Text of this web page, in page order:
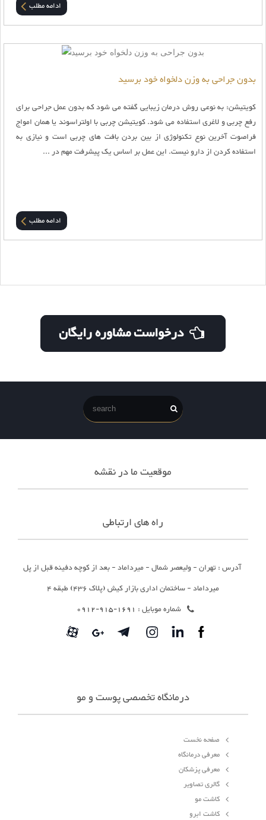
ادامه مطلب
بدون جراحی به وزن دلخواه خود برسید
کویتیشن: به نوعی روش درمان زیبایی گفته می شود که بدون عمل جراحی برای
رفع چربی و لاغری استفاده می شود. کویتیشن چربی با اولتراسوند یا همان امواج
فراصوت آخرین نوع تکنولوژی از بین بردن بافت های چربی است و نیازی به
استفاده کردن از دارو نیست. این عمل بر اساس یک پیشرفت مهم در ...
ادامه مطلب
درخواست مشاوره رایگان
موقعیت ما در نقشه
راه های ارتباطی
آدرس : تهران - ولیعصر شمال - میرداماد - بعد از کوچه دفینه قبل از پل
میرداماد - ساختمان اداری بازار کیش (پلاک 436) طبقه 4
شماره موبایل : 1691-915-0912
درمانگاه تخصصی پوست و مو
صفحه نخست
معرفی درمانگاه
معرفی پزشکان
گالری تصاویر
کاشت مو
کاشت ابرو